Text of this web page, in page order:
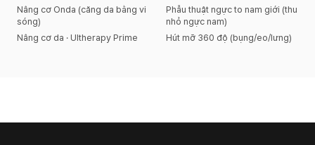
Nâng cơ Onda (căng da bằng vi
sóng)
Nâng cơ da · Ultherapy Prime
Phẫu thuật ngực to nam giới (thu
nhỏ ngực nam)
Hút mỡ 360 độ (bụng/eo/lưng)